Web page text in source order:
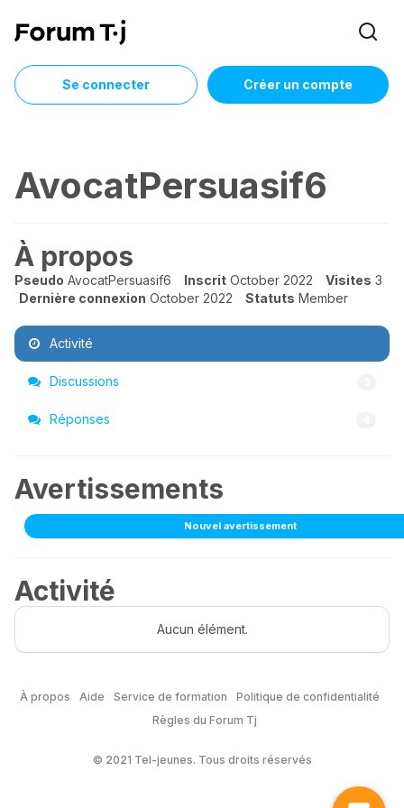
Se connecter Créer un compte
AvocatPersuasif6
À propos
Pseudo AvocatPersuasif6 Inscrit October 2022 Visites 3
Dernière connexion October 2022 Statuts Member
Activité
Discussions
Réponses
Avertissements
Nouvel avertissement
Activité
Aucun élément.
À propos Aide Service de formation
Politique de confidentialité
Règles du Forum Tj
© 2021 Tel-jeunes. Tous droits réservés